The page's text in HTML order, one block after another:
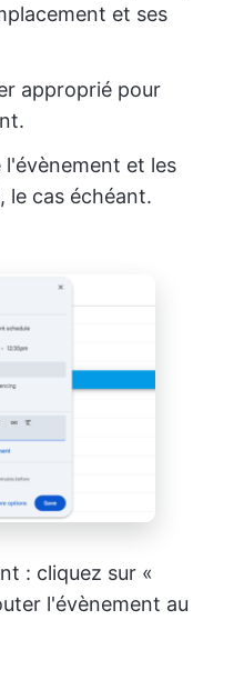
et ses
approprié pour
l'évènement et les
le cas échéant.
: cliquez sur «
l'évènement au